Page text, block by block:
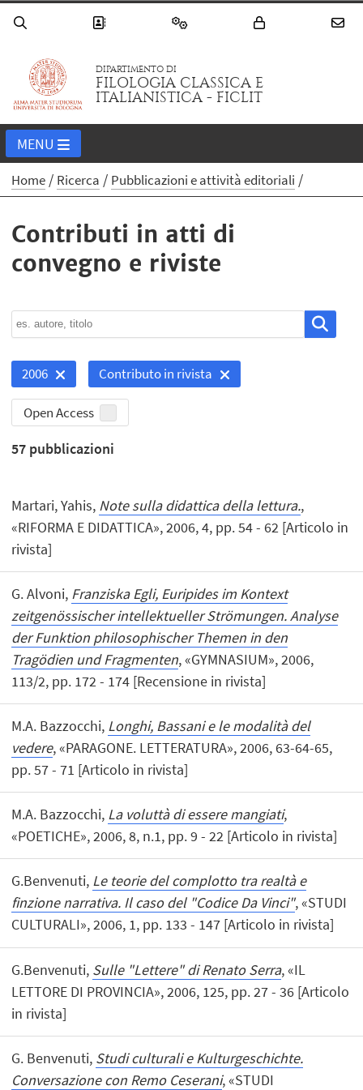
DIPARTIMENTO DI
FILOLOGIA CLASSICA E
ITALIANISTICA - FICLIT
MENU
Home Ricerca Pubblicazioni e attività editoriali
Contributi in atti di
convegno e riviste
2006 Contributo in rivista
Open Access
57 pubblicazioni
Martari, Yahis, Note sulla didattica della lettura.,
«RIFORMA E DIDATTICA», 2006, 4, pp. 54 - 62 [Articolo in
rivista]
G. Alvoni, Franziska Egli, Euripides im Kontext
zeitgenössischer intellektueller Strömungen. Analyse
der Funktion philosophischer Themen in den
Tragödien und Fragmenten, «GYMNASIUM», 2006,
113/2, pp. 172 - 174 [Recensione in rivista]
M.A. Bazzocchi, Longhi, Bassani e le modalità del
vedere, «PARAGONE. LETTERATURA», 2006, 63-64-65,
pp. 57 - 71 [Articolo in rivista]
M.A. Bazzocchi, La voluttà di essere mangiati,
«POETICHE», 2006, 8, n.1, pp. 9 - 22 [Articolo in rivista]
G.Benvenuti, Le teorie del complotto tra realtà e
finzione narrativa. Il caso del "Codice Da Vinci", «STUDI
CULTURALI», 2006, 1, pp. 133 - 147 [Articolo in rivista]
G.Benvenuti, Sulle "Lettere" di Renato Serra, «IL
LETTORE DI PROVINCIA», 2006, 125, pp. 27 - 36 [Articolo
in rivista]
G. Benvenuti, Studi culturali e Kulturgeschichte.
Conversazione con Remo Ceserani, «STUDI